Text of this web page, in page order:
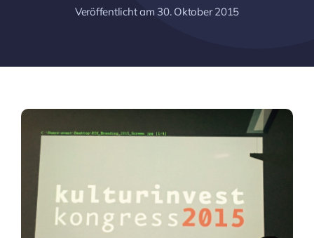
Veröffentlicht am 30. Oktober 2015